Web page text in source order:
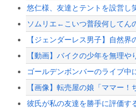
ソムリエ←こいつ普段何してん